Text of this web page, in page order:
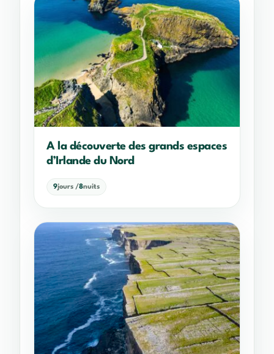
A la découverte des grands espaces
d’Irlande du Nord
9jours /8nuits